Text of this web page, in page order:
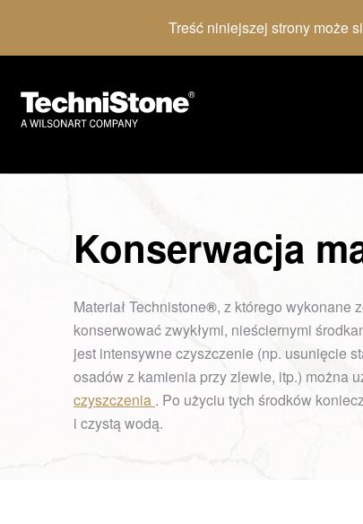
Treść niniejszej strony może
Konserwacja
Materiał Technistone®, z którego wykonane
konserwować zwykłymi, nieściernymi
jest intensywne czyszczenie (np. usunięcie
osadów z kamienia przy zlewie, itp.) można
czyszczenia . Po użyciu tych środków
i czystą wodą.